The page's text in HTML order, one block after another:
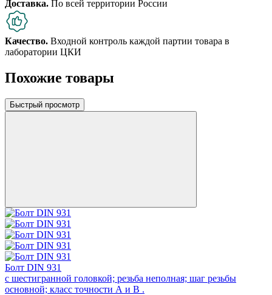
Доставка. По всей территории России
Качество. Входной контроль каждой партии товара в
лаборатории ЦКИ
Похожие товары
Быстрый просмотр
Болт DIN 931
с шестигранной головкой; резьба неполная; шаг резьбы
основной; класс точности А и В .